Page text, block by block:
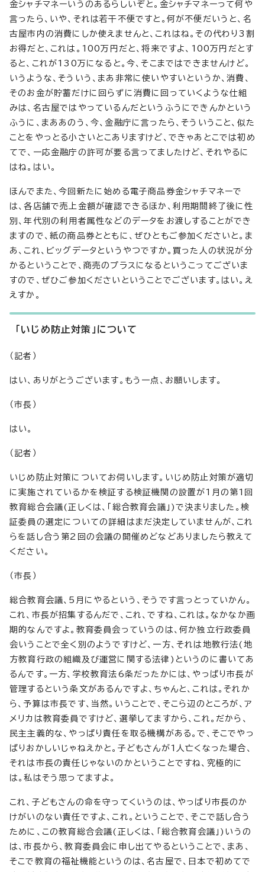
金シャチマネーいうのあるらしいぞと。金シャチマネーって何や
言ったら、いや、それは若干不便ですと。何が不便だいうと、名
古屋市内の消費にしか使えませんと、これはね。その代わり3割
お得だと、これは。100万円だと、将来ですよ、100万円だとす
ると、これが130万になると。今、そこまではできませんけど。
いうような、そういう、まあ非常に使いやすいというか、消費、
そのお金が貯蓄だけに回らずに消費に回っていくような仕組
みは、名古屋ではやっているんだというふうにできんかという
ふうに、まああのう、今、金融庁に言ったら、そういうこと、似た
ことをやっとる小さいとこありますけど、できゃあとこでは初め
てで、一応金融庁の許可が要る言ってましたけど、それやるに
はね。はい。
ほんでまた、今回新たに始める電子商品券金シャチマネーで
は、各店舗で売上金額が確認できるほか、利用期間終了後に性
別、年代別の利用者属性などのデータをお渡しすることができ
ますので、紙の商品券とともに、ぜひともご参加くださいと。ま
あ、これ、ビッグデータというやつですか。買った人の状況が分
かるということで、商売のプラスになるというこってございま
すので、ぜひご参加くださいということでございます。はい。え
えすか。
「いじめ防止対策」について
（記者）
はい、ありがとうございます。もう一点、お願いします。
（市長）
はい。
（記者）
いじめ防止対策についてお伺いします。いじめ防止対策が適切
に実施されているかを検証する検証機関の設置が1月の第1回
教育総合会議(正しくは、「総合教育会議」)で決まりました。検
証委員の選定についての詳細はまだ決定していませんが、これ
らを話し合う第2回の会議の開催めどなどありましたら教えて
ください。
（市長）
総合教育会議、5月にやるという、そうです言っとっていかん。
これ、市長が招集するんだで、これ、ですね、これは。なかなか画
期的なんですよ。教育委員会っていうのは、何か独立行政委員
会いうことで全く別のようですけど、一方、それは地教行法(地
方教育行政の組織及び運営に関する法律)というのに書いてあ
るんです。一方、学校教育法6条だったかには、やっぱり市長が
管理するという条文があるんですよ、ちゃんと、これは。それか
ら、予算は市長です、当然。いうことで、そこら辺のところが、ア
メリカは教育委員ですけど、選挙してますから、これ。だから、
民主主義的な、やっぱり責任を取る機構がある。で、そこでやっ
ぱりおかしいじゃねえかと。子どもさんが1人亡くなった場合、
それは市長の責任じゃないのかということですね、究極的に
は。私はそう思ってますよ。
これ、子どもさんの命を守ってくいうのは、やっぱり市長のか
けがいのない責任ですよ、これ。ということで、そこで話し合う
ために、この教育総合会議(正しくは、「総合教育会議」)いうの
は、市長から、教育委員会に申し出てやるということで、まあ、
そこで教育の福祉機能というのは、名古屋で、日本で初めてで